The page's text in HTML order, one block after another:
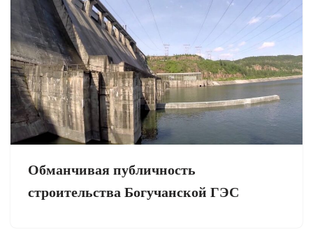
Обманчивая публичность
строительства Богучанской ГЭС